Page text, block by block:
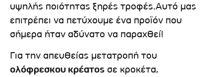
υψηλής ποιότητας ξηρές τροφές.Αυτό μας
επιτρέπει να πετύχουμε ένα προϊόν που
σήμερα ήταν αδύνατο να παραχθεί!
Για την απευθείας μετατροπή του
ολόφρεσκου κρέατος σε κροκέτα,